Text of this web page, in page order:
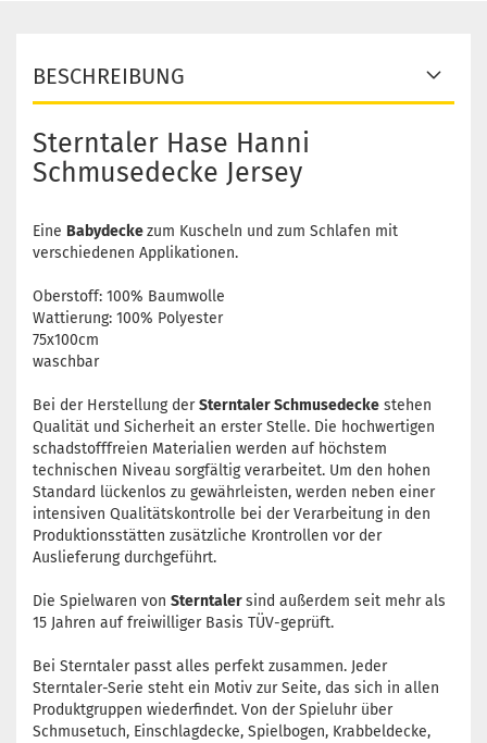
BESCHREIBUNG
Sterntaler Hase Hanni
Schmusedecke Jersey
Eine Babydeckezum Kuscheln und zum Schlafen mit
verschiedenen Applikationen.
Oberstoff: 100% Baumwolle
Wattierung: 100% Polyester
75x100cm
waschbar
Bei der Herstellung derSterntaler Schmusedecke stehen
Qualität und Sicherheit an erster Stelle. Die hochwertigen
schadstofffreien Materialien werden auf höchstem
technischen Niveau sorgfältig verarbeitet. Um den hohen
Standard lückenlos zu gewährleisten, werden neben einer
intensiven Qualitätskontrolle bei der Verarbeitung in den
Produktionsstätten zusätzliche Krontrollen vor der
Auslieferung durchgeführt.
Die Spielwaren von Sterntalersind außerdem seit mehr als
15 Jahren auf freiwilliger Basis TÜV-geprüft.
Bei Sterntaler passt alles perfekt zusammen. Jeder
Sterntaler-Serie steht ein Motiv zur Seite, das sich in allen
Produktgruppen wiederfindet. Von der Spieluhr über
Schmusetuch, Einschlagdecke, Spielbogen, Krabbeldecke,